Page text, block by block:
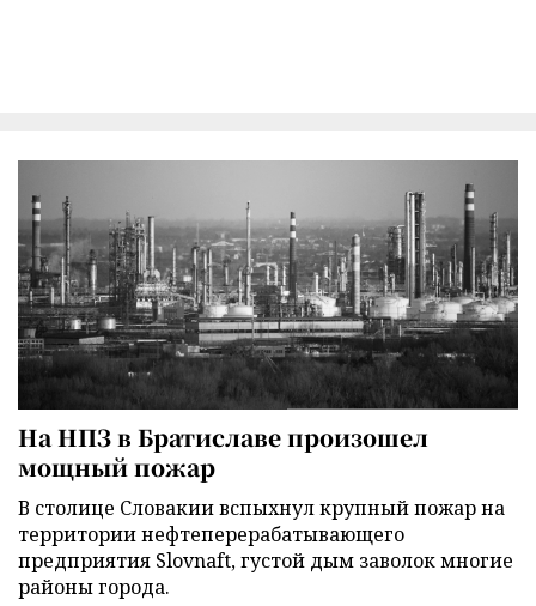
На НПЗ в Братиславе произошел
мощный пожар
В столице Словакии вспыхнул крупный пожар на
территории нефтеперерабатывающего
предприятия Slovnaft, густой дым заволок многие
районы города.